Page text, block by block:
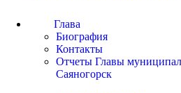
Глава
Биография
Контакты
Отчеты Главы
Саяногорск